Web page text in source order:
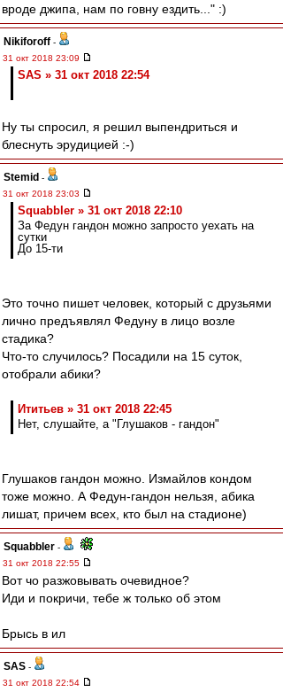
вроде джипа, нам по говну ездить..." :)
Nikiforoff -
31 окт 2018 23:09
SAS » 31 окт 2018 22:54
Ну ты спросил, я решил выпендриться и
блеснуть эрудицией :-)
Stemid -
31 окт 2018 23:03
Squabbler » 31 окт 2018 22:10
За Федун гандон можно запросто уехать на
сутки
До 15-ти
Это точно пишет человек, который с друзьями
лично предъявлял Федуну в лицо возле
стадика?
Что-то случилось? Посадили на 15 суток,
отобрали абики?
Ититьев » 31 окт 2018 22:45
Нет, слушайте, а "Глушаков - гандон"
Глушаков гандон можно. Измайлов кондом
тоже можно. А Федун-гандон нельзя, абика
лишат, причем всех, кто был на стадионе)
Squabbler -
31 окт 2018 22:55
Вот чо разжовывать очевидное?
Иди и покричи, тебе ж только об этом
Брысь в ил
SAS -
31 окт 2018 22:54